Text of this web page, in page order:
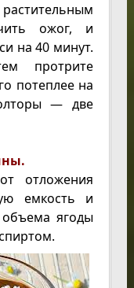
ожог, и
на 40 минут.
протрите
потеплее на
— две
отложения
емкость и
ягоды